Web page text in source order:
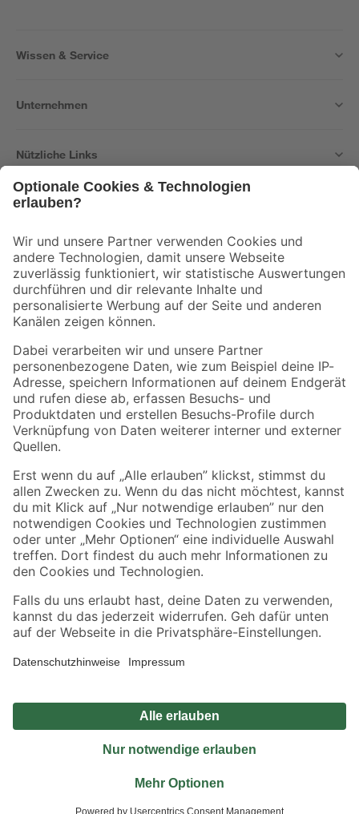
Wissen & Service
Unternehmen
Nützliche Links
Der toom Newsletter: Keine Angebote und Aktionen mehr verpassen!
Zur Newsletter Anmeldung
Folge uns
Zahlungsarten Versandarten
Sicher einkaufen
Jetzt die toom-App herunterladen
Alle Preisangaben in EUR inkl. gesetzl. MwSt.. Die dargestellten Angebote sind unter
Umständen nicht in allen Märkten verfügbar. Die angegebenen Verfügbarkeiten beziehen
Produkte nur solange der Vorrat reicht.
*Paketversand ab 59 € versandkostenfrei, gilt nicht für Artikel mit Speditionsversand, hier
Privatsphäre Impressum
Nutzungsbedingungen
Widerrufsrecht
Vertrag widerrufen
© 2026 toom Baumarkt GmbH